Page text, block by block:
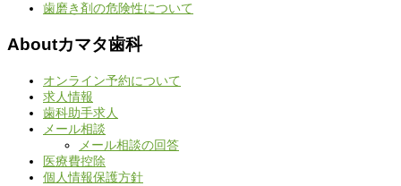
歯磨き剤の危険性について
Aboutカマタ歯科
オンライン予約について
求人情報
歯科助手求人
メール相談
メール相談の回答
医療費控除
個人情報保護方針